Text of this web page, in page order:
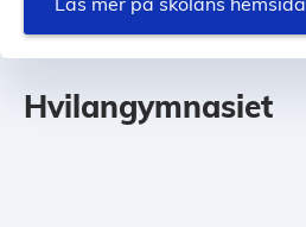
Hvilangymnasiet